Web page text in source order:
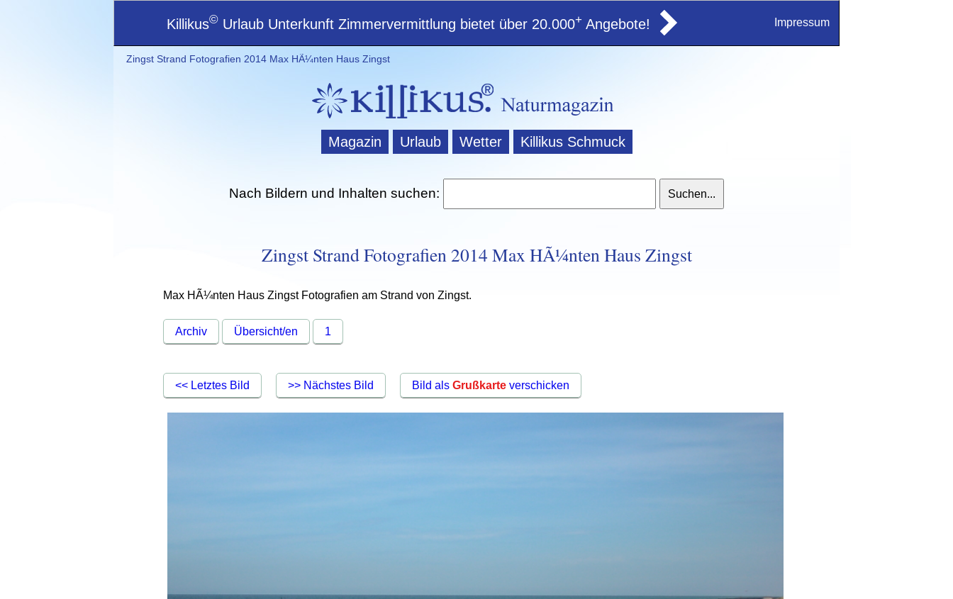
Killikus© Urlaub Unterkunft Zimmervermittlung bietet über 20.000+ Angebote! Impressum
Zingst Strand Fotografien 2014 Max HÃ¼nten Haus Zingst
Magazin Urlaub Wetter Killikus Schmuck
Nach Bildern und Inhalten suchen:
Zingst Strand Fotografien 2014 Max HÃ¼nten Haus Zingst
Max HÃ¼nten Haus Zingst Fotografien am Strand von Zingst.
Archiv Übersicht/en 1
<< Letztes Bild >> Nächstes Bild Bild als Grußkarteverschicken